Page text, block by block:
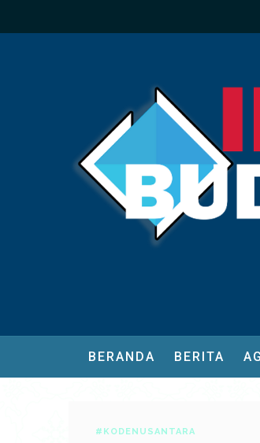
BERANDA BERITA
#KODENUSANTARA